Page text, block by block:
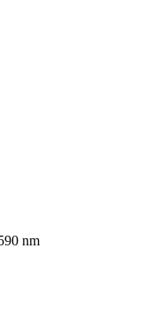
nm